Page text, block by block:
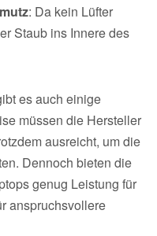
: Da kein Lüfter
Staub ins Innere des
es auch einige
müssen die Hersteller
ausreicht, um die
Dennoch bieten die
genug Leistung für
anspruchsvollere